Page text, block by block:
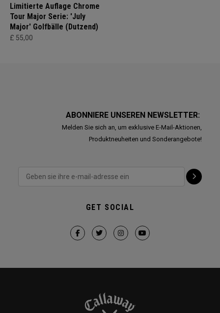
Limitierte Auflage Chrome
Tour Major Serie: 'July
Major' Golfbälle (Dutzend)
£ 55,00
ABONNIERE UNSEREN NEWSLETTER:
Melden Sie sich an, um exklusive E-Mail-Aktionen,
Produktneuheiten und Sonderangebote!
GET SOCIAL